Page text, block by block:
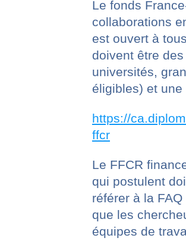
Le fonds
collaborations
est ouvert à
doivent être
universités,
éligibles) et
https://
ffcr
Le FFCR
qui postulent
référer à la
que les
équipes de